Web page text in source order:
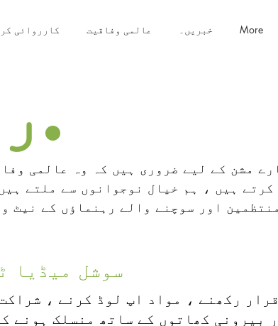
کارروائی عالمی وفاقیت خبریں۔ More
رضاکار.
مشن کے لیے ضروری ہیں کہ وہ عالمی
ہیں ، ہم خیال نوجوانوں سے ملتے
منتظمین اور سوچنے والے رہنماؤں کے نیٹ
سوشل میڈیا
سوشل میڈیا
بیرونی کھاتوں کے ساتھ منسلک ہونے